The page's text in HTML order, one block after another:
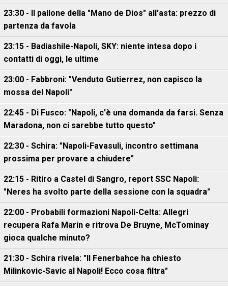
23:30 - Il pallone della "Mano de Dios" all'asta: prezzo di
partenza da favola
23:15 - Badiashile-Napoli, SKY: niente intesa dopo i
contatti di oggi, le ultime
23:00 - Fabbroni: "Venduto Gutierrez, non capisco la
mossa del Napoli"
22:45 - Di Fusco: "Napoli, c'è una domanda da farsi. Senza
Maradona, non ci sarebbe tutto questo"
22:30 - Schira: "Napoli-Favasuli, incontro settimana
prossima per provare a chiudere"
22:15 - Ritiro a Castel di Sangro, report SSC Napoli:
"Neres ha svolto parte della sessione con la squadra"
22:00 - Probabili formazioni Napoli-Celta: Allegri
recupera Rafa Marin e ritrova De Bruyne, McTominay
gioca qualche minuto?
21:30 - Schira rivela: "Il Fenerbahce ha chiesto
Milinkovic-Savic al Napoli! Ecco cosa filtra"